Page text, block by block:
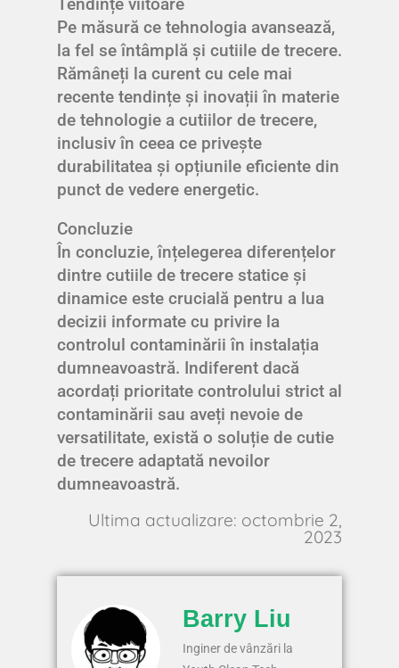
Tendințe viitoare
Pe măsură ce tehnologia avansează,
la fel se întâmplă și cutiile de trecere.
Rămâneți la curent cu cele mai
recente tendințe și inovații în materie
de tehnologie a cutiilor de trecere,
inclusiv în ceea ce privește
durabilitatea și opțiunile eficiente din
punct de vedere energetic.
Concluzie
În concluzie, înțelegerea diferențelor
dintre cutiile de trecere statice și
dinamice este crucială pentru a lua
decizii informate cu privire la
controlul contaminării în instalația
dumneavoastră. Indiferent dacă
acordați prioritate controlului strict al
contaminării sau aveți nevoie de
versatilitate, există o soluție de cutie
de trecere adaptată nevoilor
dumneavoastră.
Ultima actualizare: octombrie 2,
2023
Barry Liu
Inginer de vânzări la